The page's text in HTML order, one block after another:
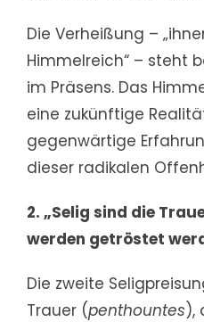
Die Verheißung –
Himmelreich“ – steht
im Präsens. Das
eine zukünftige
gegenwärtige
dieser radikalen
2. „Selig sind die
werden getröstet
Die zweite
Trauer (penthountes),